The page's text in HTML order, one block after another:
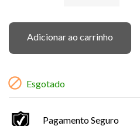
Adicionar ao carrinho
 Esgotado
Pagamento Seguro